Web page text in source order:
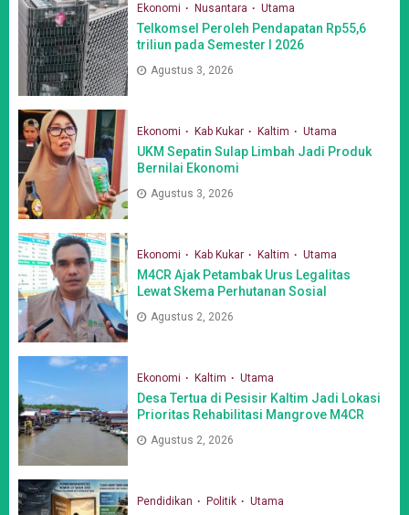
Ekonomi Nusantara Utama
Telkomsel Peroleh Pendapatan Rp55,6
triliun pada Semester I 2026
Agustus 3, 2026
Ekonomi Kab Kukar Kaltim Utama
UKM Sepatin Sulap Limbah Jadi Produk
Bernilai Ekonomi
Agustus 3, 2026
Ekonomi Kab Kukar Kaltim Utama
M4CR Ajak Petambak Urus Legalitas
Lewat Skema Perhutanan Sosial
Agustus 2, 2026
Ekonomi Kaltim Utama
Desa Tertua di Pesisir Kaltim Jadi Lokasi
Prioritas Rehabilitasi Mangrove M4CR
Agustus 2, 2026
Pendidikan Politik Utama